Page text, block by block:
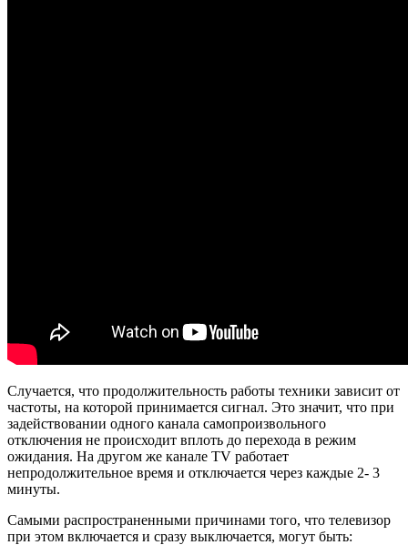
Случается, что продолжительность работы техники зависит от
частоты, на которой принимается сигнал. Это значит, что при
задействовании одного канала самопроизвольного
отключения не происходит вплоть до перехода в режим
ожидания. На другом же канале TV работает
непродолжительное время и отключается через каждые 2- 3
минуты.
Самыми распространенными причинами того, что телевизор
при этом включается и сразу выключается, могут быть: